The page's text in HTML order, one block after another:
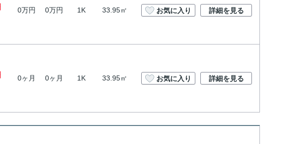
0万円 0万円 1K 33.95㎡ お気に入り 詳細を見る
0ヶ月 0ヶ月 1K 33.95㎡ お気に入り 詳細を見る